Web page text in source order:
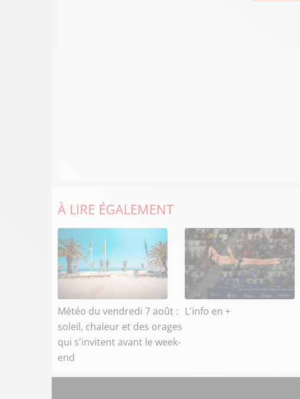
À LIRE ÉGALEMENT
Météo du vendredi 7 août :
soleil, chaleur et des orages
qui s'invitent avant le week-
end
L'info en +